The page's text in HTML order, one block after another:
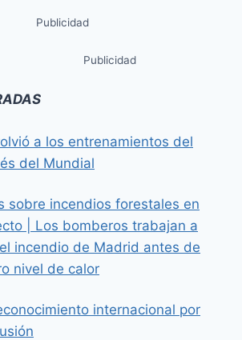
Publicidad
Publicidad
a los entrenamientos del
del Mundial
sobre incendios forestales en
| Los bomberos trabajan a
incendio de Madrid antes de
nivel de calor
internacional por